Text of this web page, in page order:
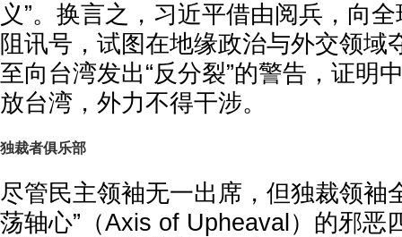
义”。换言之，习近平借由阅兵，向
阻讯号，试图在地缘政治与外交领域
至向台湾发出“反分裂”的警告，证明
放台湾，外力不得干涉。
独裁者俱乐部
尽管民主领袖无一出席，但独裁领袖
荡轴心”（Axis of Upheaval）的邪恶